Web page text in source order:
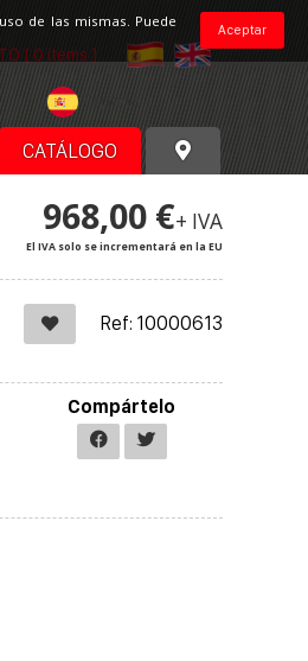
[ 0 items ]
CATÁLOGO
968,00 €+ IVA
El IVA solo se incrementará en la EU
Ref: 10000613
Compártelo
Aceptar
de las mismas. Puede